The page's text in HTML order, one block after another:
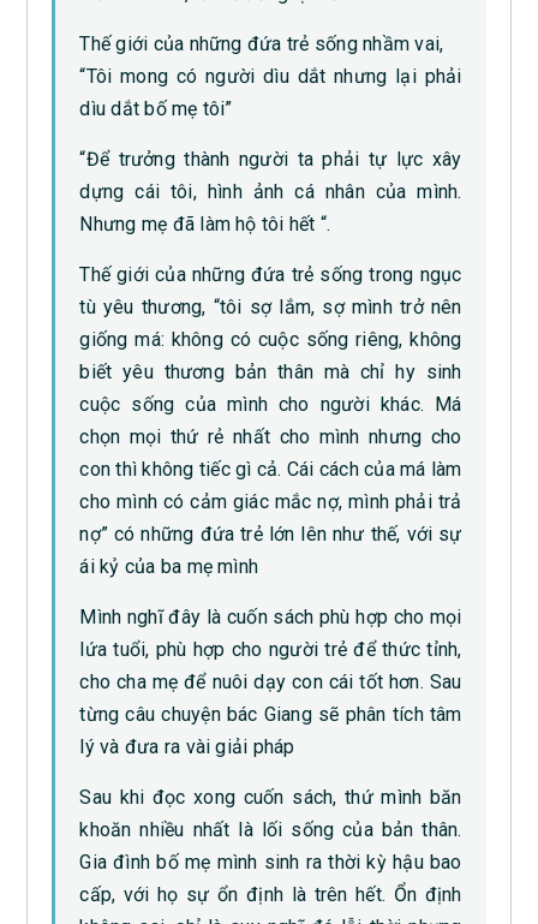
Thế giới của những đứa trẻ sống nhầm vai,
“Tôi mong có người dìu dắt nhưng lại phải
dìu dắt bố mẹ tôi”
“Để trưởng thành người ta phải tự lực xây
dựng cái tôi, hình ảnh cá nhân của mình.
Nhưng mẹ đã làm hộ tôi hết “.
Thế giới của những đứa trẻ sống trong ngục
tù yêu thương, “tôi sợ lắm, sợ mình trở nên
giống má: không có cuộc sống riêng, không
biết yêu thương bản thân mà chỉ hy sinh
cuộc sống của mình cho người khác. Má
chọn mọi thứ rẻ nhất cho mình nhưng cho
con thì không tiếc gì cả. Cái cách của má làm
cho mình có cảm giác mắc nợ, mình phải trả
nợ” có những đứa trẻ lớn lên như thế, với sự
ái kỷ của ba mẹ mình
Mình nghĩ đây là cuốn sách phù hợp cho mọi
lứa tuổi, phù hợp cho người trẻ để thức tỉnh,
cho cha mẹ để nuôi dạy con cái tốt hơn. Sau
từng câu chuyện bác Giang sẽ phân tích tâm
lý và đưa ra vài giải pháp
Sau khi đọc xong cuốn sách, thứ mình băn
khoăn nhiều nhất là lối sống của bản thân.
Gia đình bố mẹ mình sinh ra thời kỳ hậu bao
cấp, với họ sự ổn định là trên hết. Ổn định